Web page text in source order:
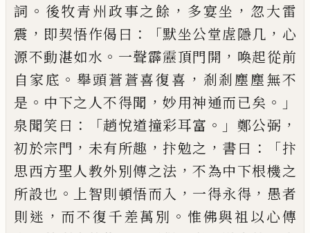
詞 。 後牧青州政事之餘 ， 多宴坐 ， 忽大雷
震 ， 即契悟作偈曰 ：「默坐公堂虗隱几 ， 心
源不動湛如水 。 一聲霹𮦷頂門開 ， 喚起從前
自家底 。 舉頭蒼蒼喜復喜 ， 剎剎塵塵無不
是 。 中下之人不得聞 ，妙用神通而已矣 。」
泉聞笑曰 ：「趙悅道撞彩耳富 。」 鄭公弼 ，
初於宗門 ， 未有所趣 ， 抃勉之 ， 書曰 ：「抃
思西方聖人教外別傳之法 ，不為中下根機之
所設也 。 上智則頓悟而入 ， 一得永得 ， 愚者
則迷 ， 而不復千差萬別 。 惟佛與祖以心傳